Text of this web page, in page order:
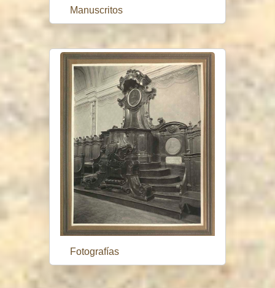
Manuscritos
Fotografías